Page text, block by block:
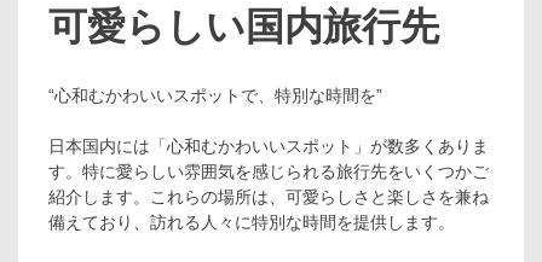
可愛らしい国内旅行先
“心和むかわいいスポットで、特別な時間を”
日本国内には「心和むかわいいスポット」が数多くありま
す。特に愛らしい雰囲気を感じられる旅行先をいくつかご
紹介します。これらの場所は、可愛らしさと楽しさを兼ね
備えており、訪れる人々に特別な時間を提供します。